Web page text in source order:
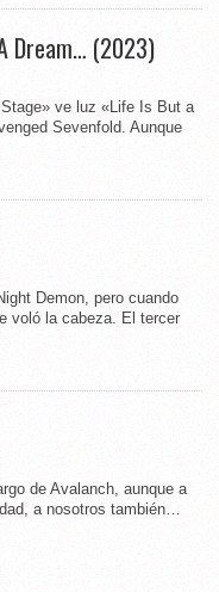
Dream… (2023)
ve luz «Life Is But a
Sevenfold. Aunque
Demon, pero cuando
voló la cabeza. El tercer
de Avalanch, aunque a
a nosotros también…